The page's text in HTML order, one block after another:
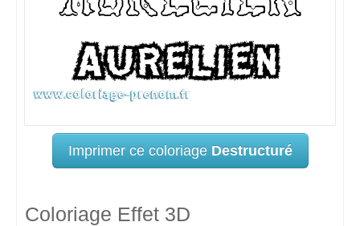
Imprimer ce coloriage Destructuré
Coloriage Effet 3D